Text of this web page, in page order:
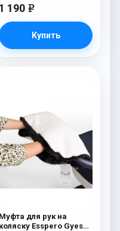
1 190 e
Купить
Муфта для рук на
коляску Esspero Gуеs